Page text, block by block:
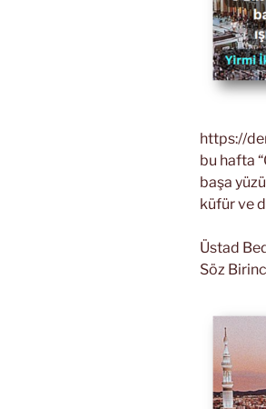
https://
bu hafta
başa
küfür ve
Üstad
Söz